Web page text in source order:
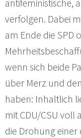
antifeministische,
verfolgen. Dabei
am Ende die SPD
wenn sich beide
über Merz und
haben: Inhaltlich
mit CDU/CSU voll
die Drohung